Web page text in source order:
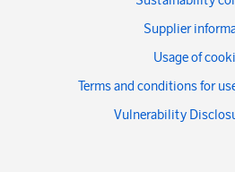
Supplier
Usage of
Terms and conditions for
Vulnerability